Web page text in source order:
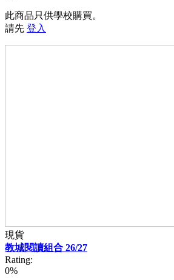
此商品只供學校購買。
請先 登入
現貨
教城閱讀組合 26/27
Rating:
0%